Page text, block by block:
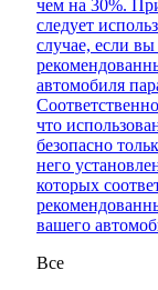
чем на 30%.
следует
случае, если вы
автомобиля
что
безопасно
него
которых
вашего
Все